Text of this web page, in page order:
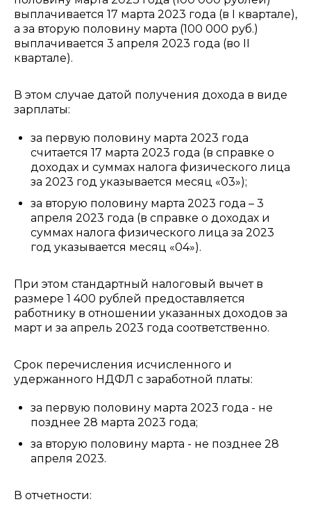
выплачивается 17 марта 2023 года (в I квартале),
а за вторую половину марта (100 000 руб.)
выплачивается 3 апреля 2023 года (во II
квартале).
В этом случае датой получения дохода в виде
зарплаты:
за первую половину марта 2023 года
считается 17 марта 2023 года (в справке о
доходах и суммах налога физического лица
за 2023 год указывается месяц «03»);
за вторую половину марта 2023 года – 3
апреля 2023 года (в справке о доходах и
суммах налога физического лица за 2023
год указывается месяц «04»).
При этом стандартный налоговый вычет в
размере 1 400 рублей предоставляется
работнику в отношении указанных доходов за
март и за апрель 2023 года соответственно.
Срок перечисления исчисленного и
удержанного НДФЛ с заработной платы:
за первую половину марта 2023 года - не
позднее 28 марта 2023 года;
за вторую половину марта - не позднее 28
апреля 2023.
В отчетности: